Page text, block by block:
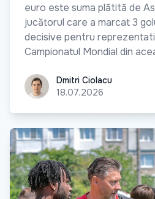
euro este suma plătită de
jucătorul care a marcat 3
decisive pentru
Campionatul Mondial din
Dmitri Ciolacu
Dmitri Ciolacu
18.07.2026